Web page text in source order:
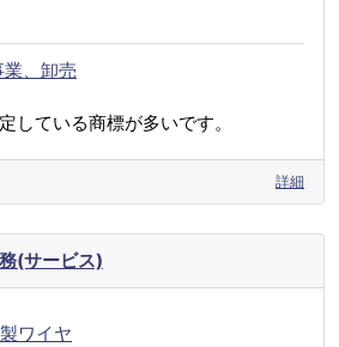
、卸売
している商標が多いです。
詳細
(サービス)
ワイヤ